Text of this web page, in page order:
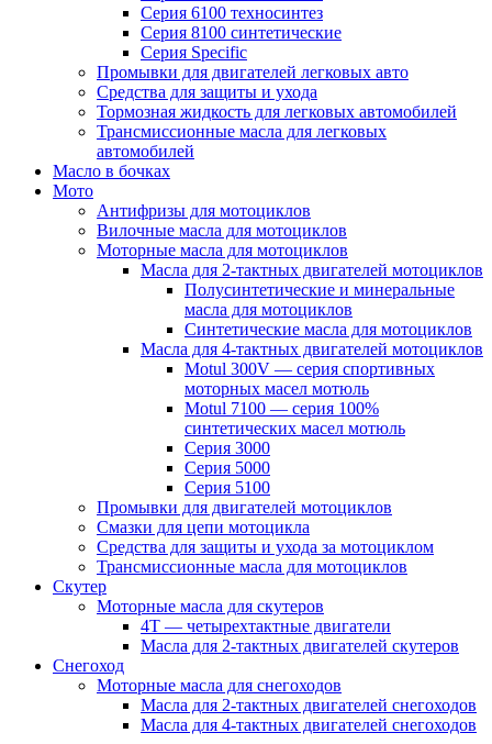
Серия 6100 техносинтез
Серия 8100 синтетические
Серия Specific
Промывки для двигателей легковых авто
Средства для защиты и ухода
Тормозная жидкость для легковых автомобилей
Трансмиссионные масла для легковых
автомобилей
Масло в бочках
Мото
Антифризы для мотоциклов
Вилочные масла для мотоциклов
Моторные масла для мотоциклов
Масла для 2-тактных двигателей мотоциклов
Полусинтетические и минеральные
масла для мотоциклов
Синтетические масла для мотоциклов
Масла для 4-тактных двигателей мотоциклов
Motul 300V — серия спортивных
моторных масел мотюль
Motul 7100 — серия 100%
синтетических масел мотюль
Серия 3000
Серия 5000
Серия 5100
Промывки для двигателей мотоциклов
Смазки для цепи мотоцикла
Средства для защиты и ухода за мотоциклом
Трансмиссионные масла для мотоциклов
Скутер
Моторные масла для скутеров
4Т — четырехтактные двигатели
Масла для 2-тактных двигателей скутеров
Снегоход
Моторные масла для снегоходов
Масла для 2-тактных двигателей снегоходов
Масла для 4-тактных двигателей снегоходов